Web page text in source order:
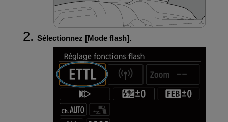
Sélectionnez [Mode flash].